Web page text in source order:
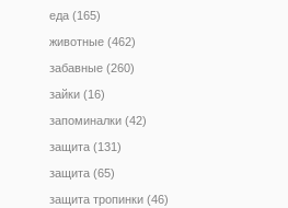
еда (165)
животные (462)
забавные (260)
зайки (16)
запоминалки (42)
защита (131)
защита (65)
защита тропинки (46)